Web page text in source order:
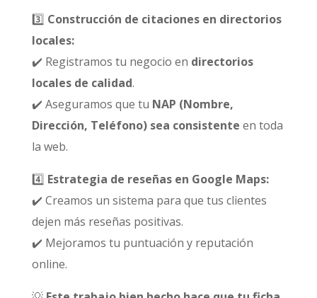
3️⃣ Construcción de citaciones en directorios
locales:
✔️ Registramos tu negocio en directorios
locales de calidad.
✔️ Aseguramos que tu NAP (Nombre,
Dirección, Teléfono) sea consistente en toda
la web.
4️⃣ Estrategia de reseñas en Google Maps:
✔️ Creamos un sistema para que tus clientes
dejen más reseñas positivas.
✔️ Mejoramos tu puntuación y reputación
online.